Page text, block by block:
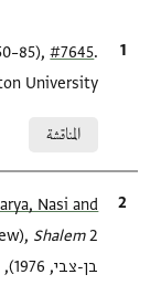
الاقتباس المرجعي
#7645
University.
المناقشة
الاقتباس المرجعي
Nasi and
Shalem‎
בן-צבי, 1976), 41-102.